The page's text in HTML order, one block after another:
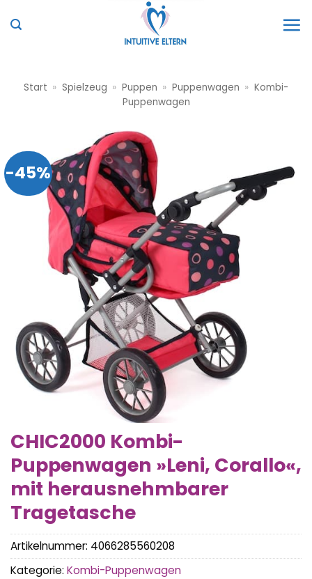
Inhalt
Start » Spielzeug » Puppen » Puppenwagen » Kombi-
Puppenwagen
-45%
CHIC2000 Kombi-
Puppenwagen »Leni, Corallo«,
mit herausnehmbarer
Tragetasche
Artikelnummer: 4066285560208
Kategorie: Kombi-Puppenwagen